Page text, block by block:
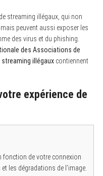
streaming illégaux, qui non
peuvent aussi exposer les
des virus et du phishing.
des Associations de
illégauxcontiennent
expérience de
fonction de votre connexion
les dégradations de l’image.